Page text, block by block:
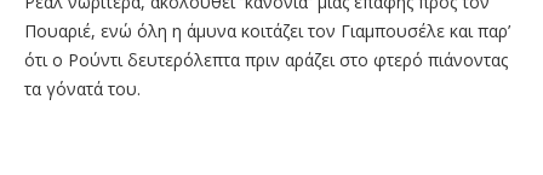
Πουαριέ, ενώ όλη η άμυνα κοιτάζει τον Γιαμπουσέλε και παρ’
ότι ο Ρούντι δευτερόλεπτα πριν αράζει στο φτερό πιάνοντας
τα γόνατά του.